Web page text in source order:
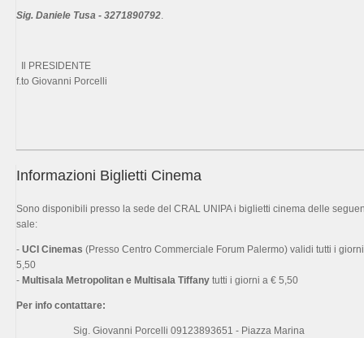
Sig. Daniele Tusa - 3271890792.
Il PRESIDENTE
f.to Giovanni Porcelli
Informazioni Biglietti Cinema
Sono disponibili presso la sede del CRAL UNIPA i biglietti cinema delle
sale:
- UCI Cinemas (Presso Centro Commerciale Forum Palermo) validi tutti i
5,50
- Multisala Metropolitan e Multisala Tiffany tutti i giorni a € 5,50
Per info contattare:
Sig. Giovanni Porcelli 09123893651 - Piazza Marina